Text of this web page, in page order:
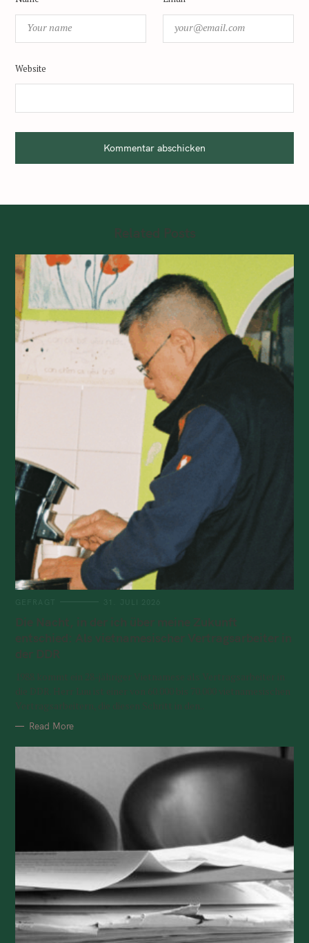
Website
Kommentar abschicken
Related Posts
Die Nacht, in der ich über meine Zukunft
entschied: Als vietnamesischer Vertragsarbeiter in
der DDR
1988 kommt ein 28-jähriger Vietnamese als Vertragsarbeiter in
die DDR. Herr Luu ist einer von 60.000 bis 70.000 vietnamesischen
Vertragsarbeitern, die diesen Schritt in den..
Read More